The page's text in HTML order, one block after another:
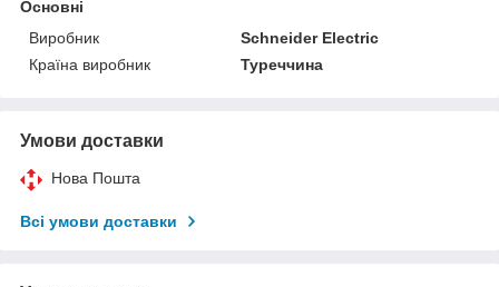
Основні
Виробник
Schneider Electric
Країна виробник
Туреччина
Умови доставки
Нова Пошта
Всі умови доставки